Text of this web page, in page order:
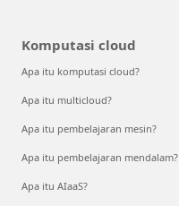
Komputasi cloud
Apa itu komputasi cloud?
Apa itu multicloud?
Apa itu pembelajaran mesin?
Apa itu pembelajaran mendalam?
Apa itu AIaaS?